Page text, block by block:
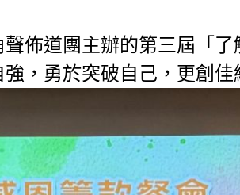
佈道團主辦的第三屆「
，勇於突破自己，更創佳